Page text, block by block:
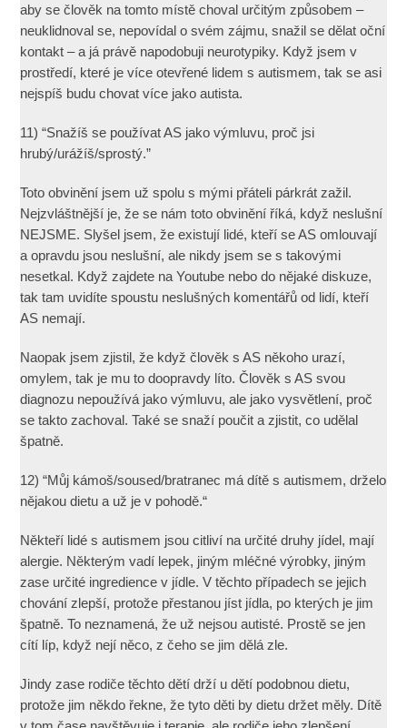
aby se člověk na tomto místě choval určitým způsobem –
neuklidnoval se, nepovídal o svém zájmu, snažil se dělat oční
kontakt – a já právě napodobuji neurotypiky. Když jsem v
prostředí, které je více otevřené lidem s autismem, tak se asi
nejspíš budu chovat více jako autista.
11) “Snažíš se používat AS jako výmluvu, proč jsi
hrubý/urážíš/sprostý.”
Toto obvinění jsem už spolu s mými přáteli párkrát zažil.
Nejzvláštnější je, že se nám toto obvinění říká, když neslušní
NEJSME. Slyšel jsem, že existují lidé, kteří se AS omlouvají
a opravdu jsou neslušní, ale nikdy jsem se s takovými
nesetkal. Když zajdete na Youtube nebo do nějaké diskuze,
tak tam uvidíte spoustu neslušných komentářů od lidí, kteří
AS nemají.
Naopak jsem zjistil, že když člověk s AS někoho urazí,
omylem, tak je mu to doopravdy líto. Člověk s AS svou
diagnozu nepoužívá jako výmluvu, ale jako vysvětlení, proč
se takto zachoval. Také se snaží poučit a zjistit, co udělal
špatně.
12) “Můj kámoš/soused/bratranec má dítě s autismem, drželo
nějakou dietu a už je v pohodě.“
Někteří lidé s autismem jsou citliví na určité druhy jídel, mají
alergie. Některým vadí lepek, jiným mléčné výrobky, jiným
zase určité ingredience v jídle. V těchto případech se jejich
chování zlepší, protože přestanou jíst jídla, po kterých je jim
špatně. To neznamená, že už nejsou autisté. Prostě se jen
cítí líp, když nejí něco, z čeho se jim dělá zle.
Jindy zase rodiče těchto dětí drží u dětí podobnou dietu,
protože jim někdo řekne, že tyto děti by dietu držet měly. Dítě